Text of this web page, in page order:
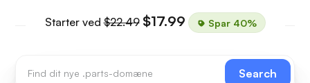
Starter ved$22.49 $17.99 Spar 40%
Search